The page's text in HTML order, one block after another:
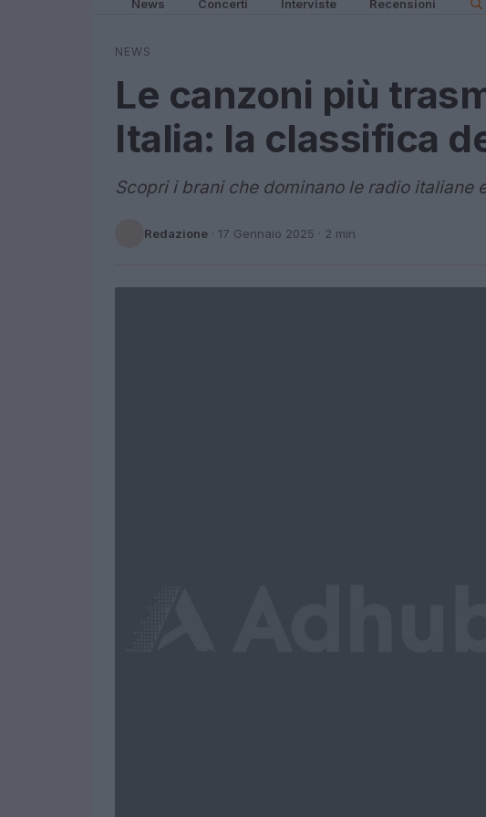
News Concerti Interviste Recensioni
NEWS
Le canzoni più
Italia: la classifica
Scopri i brani che dominano le radio italiane
Redazione · 17 Gennaio 2025 · 2 min